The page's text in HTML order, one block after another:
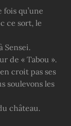
fois qu’une
ce sort, le
Sensei.
de « Tabou ».
croit pas ses
soulevons les
château.